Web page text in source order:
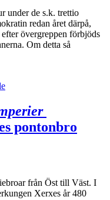
under de s.k. trettio
redan året därpå,
övergreppen förbjöds
Om detta så
pontonbro
från Öst till Väst. I
Xerxes år 480